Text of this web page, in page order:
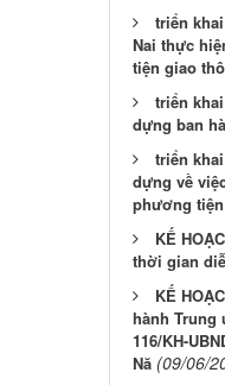
triển
Nai thực
tiện giao
triển
dựng ban
triển
dựng về
phương
KẾ
thời gian
KẾ
hành Trung
116/KH-
Nă (09/06/